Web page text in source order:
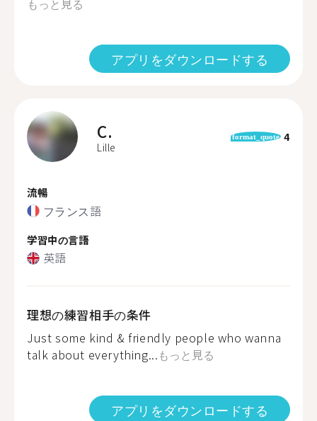
もっと見る
アプリをダウンロードする
C.
Lille
format_quote 4
流暢
フランス語
学習中の言語
英語
理想の練習相手の条件
Just some kind & friendly people who wanna
talk about everything...もっと見る
アプリをダウンロードする